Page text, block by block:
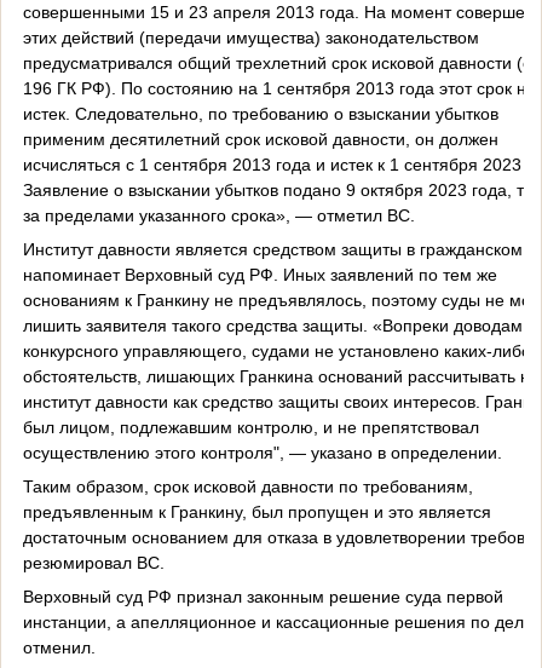
совершенными 15 и 23 апреля 2013 года. На момент
этих действий (передачи имущества) законодательством
предусматривался общий трехлетний срок исковой давности
196 ГК РФ). По состоянию на 1 сентября 2013 года этот срок не
истек. Следовательно, по требованию о взыскании убытков
применим десятилетний срок исковой давности, он должен
исчисляться с 1 сентября 2013 года и истек к 1 сентября 2023
Заявление о взыскании убытков подано 9 октября 2023 года, то
за пределами указанного срока», — отметил ВС.
Институт давности является средством защиты в гражданском
напоминает Верховный суд РФ. Иных заявлений по тем же
основаниям к Гранкину не предъявлялось, поэтому суды не
лишить заявителя такого средства защиты. «Вопреки доводам
конкурсного управляющего, судами не установлено каких-либо
обстоятельств, лишающих Гранкина оснований рассчитывать на
институт давности как средство защиты своих интересов.
был лицом, подлежавшим контролю, и не препятствовал
осуществлению этого контроля", — указано в определении.
Таким образом, срок исковой давности по требованиям,
предъявленным к Гранкину, был пропущен и это является
достаточным основанием для отказа в удовлетворении
резюмировал ВС.
Верховный суд РФ признал законным решение суда первой
инстанции, а апелляционное и кассационные решения по делу
отменил.